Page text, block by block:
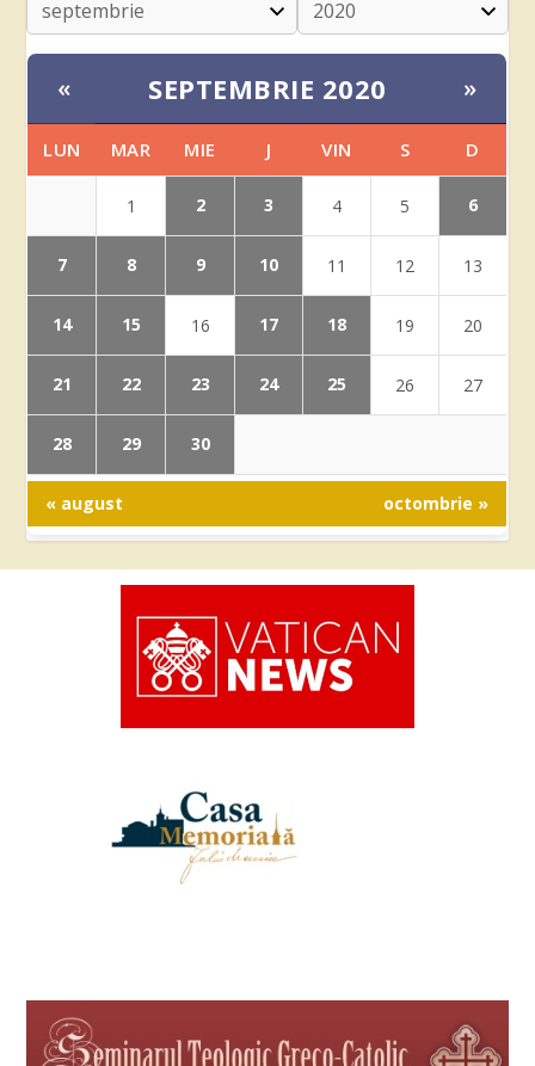
« SEPTEMBRIE 2020 »
LUN MAR MIE J VIN S D
1 2 3 4 5 6
7 8 9 10 11 12 13
14 15 16 17 18 19 20
21 22 23 24 25 26 27
28 29 30
« august octombrie »